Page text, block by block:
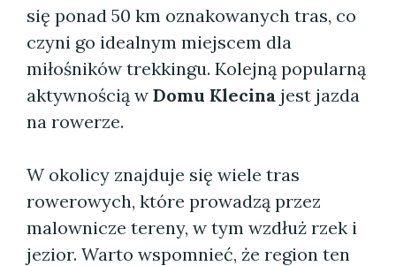
się ponad 50 km oznakowanych tras, co
czyni go idealnym miejscem dla
miłośników trekkingu. Kolejną popularną
aktywnością w Domu Klecina jest jazda
na rowerze.
W okolicy znajduje się wiele tras
rowerowych, które prowadzą przez
malownicze tereny, w tym wzdłuż rzek i
jezior. Warto wspomnieć, że region ten